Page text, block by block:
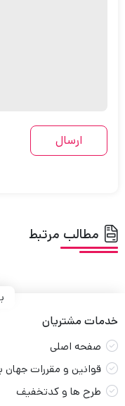
مطالب مرتبط
خدمات مشتریان
صفحه اصلی
قوانین و مقررات جهان
طرح ها و کدتخفیف